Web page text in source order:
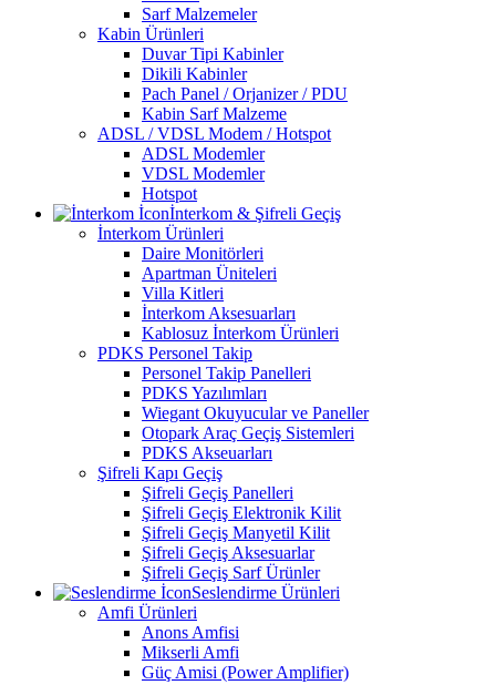
Sarf Malzemeler
Kabin Ürünleri
Duvar Tipi Kabinler
Dikili Kabinler
Pach Panel / Orjanizer / PDU
Kabin Sarf Malzeme
ADSL / VDSL Modem / Hotspot
ADSL Modemler
VDSL Modemler
Hotspot
İnterkom & Şifreli Geçiş
İnterkom Ürünleri
Daire Monitörleri
Apartman Üniteleri
Villa Kitleri
İnterkom Aksesuarları
Kablosuz İnterkom Ürünleri
PDKS Personel Takip
Personel Takip Panelleri
PDKS Yazılımları
Wiegant Okuyucular ve Paneller
Otopark Araç Geçiş Sistemleri
PDKS Akseuarları
Şifreli Kapı Geçiş
Şifreli Geçiş Panelleri
Şifreli Geçiş Elektronik Kilit
Şifreli Geçiş Manyetil Kilit
Şifreli Geçiş Aksesuarlar
Şifreli Geçiş Sarf Ürünler
Seslendirme Ürünleri
Amfi Ürünleri
Anons Amfisi
Mikserli Amfi
Güç Amisi (Power Amplifier)